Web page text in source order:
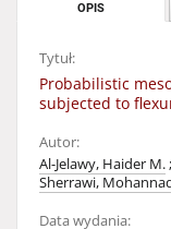
OPIS
Tytuł:
Probabilistic
subjected to
Autor:
Al-Jelawy, Haider M.;
Sherrawi,
Data wydania: